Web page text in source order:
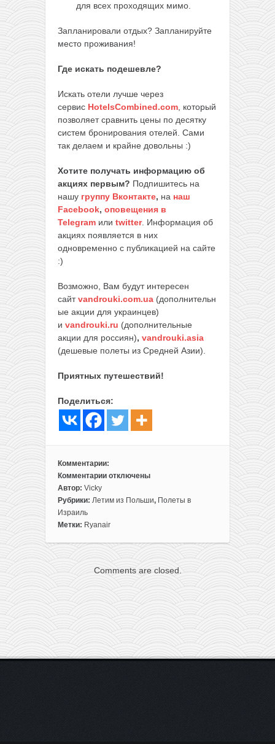
для всех проходящих мимо.
Запланировали отдых? Запланируйте
место проживания!
Где искать подешевле?
Искать отели лучше через
сервис HotelsCombined.com , который
позволяет сравнить цены по десятку
систем бронирования отелей. Сами
так делаем и крайне довольны :)
Хотите получать информацию об
акциях первым? Подпишитесь на
нашу группу Вконтакте, на наш
Facebook, оповещения в
Telegram или twitter. Информация об
акциях появляется в них
одновременно с публикацией на сайте
:)
Возможно, Вам будут интересен
сайтvandrouki.com.ua (дополнительн
ые акции для украинцев)
и vandrouki.ru (дополнительные
акции для россиян), vandrouki.asia
(дешевые полеты из Средней Азии).
Приятных путешествий!
Поделиться:
Комментарии:
Комментарии
к
записи
На
новогодние
рейсы
из
Польши
на
Красное
море
всего
18€
отключены
Автор: Vicky
Рубрики: Летим из Польши, Полеты в
Израиль
Метки: Ryanair
Comments are closed.